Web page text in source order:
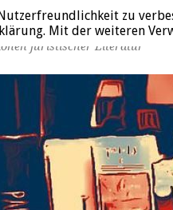
juristischer Literatur
zu
Mit der weiteren